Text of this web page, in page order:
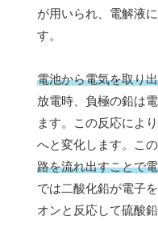
が用いられ、電解液
す。
電池から電気を取り
放電時、負極の鉛は
ます。この反応によ
へと変化します。この
路を流れ出すことで
では二酸化鉛が電子
オンと反応して硫酸